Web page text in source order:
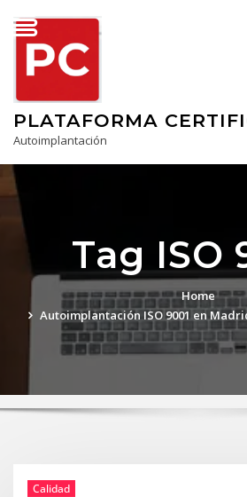
content
PLATAFORMA
Autoimplantación
Tag ISO
Home
Autoimplantación ISO 9001 en
Calidad